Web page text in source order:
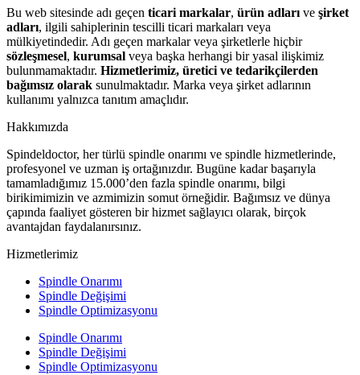
Bu web sitesinde adı geçen ticari markalar, ürün adları ve şirket
adları, ilgili sahiplerinin tescilli ticari markaları veya
mülkiyetindedir. Adı geçen markalar veya şirketlerle hiçbir
sözleşmesel, kurumsal veya başka herhangi bir yasal ilişkimiz
bulunmamaktadır. Hizmetlerimiz, üretici ve tedarikçilerden
bağımsız olarak sunulmaktadır. Marka veya şirket adlarının
kullanımı yalnızca tanıtım amaçlıdır.
Hakkımızda
Spindeldoctor, her türlü spindle onarımı ve spindle hizmetlerinde,
profesyonel ve uzman iş ortağınızdır. Bugüne kadar başarıyla
tamamladığımız 15.000’den fazla spindle onarımı, bilgi
birikimimizin ve azmimizin somut örneğidir. Bağımsız ve dünya
çapında faaliyet gösteren bir hizmet sağlayıcı olarak, birçok
avantajdan faydalanırsınız.
Hizmetlerimiz
Spindle Onarımı
Spindle Değişimi
Spindle Optimizasyonu
Spindle Onarımı
Spindle Değişimi
Spindle Optimizasyonu